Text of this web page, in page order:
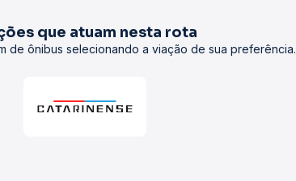
que atuam nesta rota
de ônibus selecionando a viação de sua preferência.